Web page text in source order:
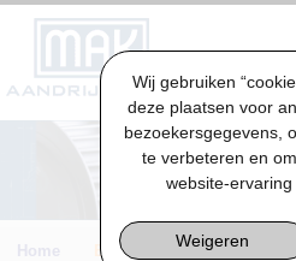
Wij gebruiken
deze plaatsen voor
bezoekersgegevens,
te verbeteren en
website-ervaring
Weigeren
VACATURES
Engineering